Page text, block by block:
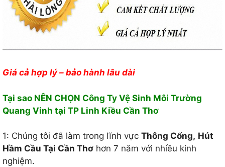
Giá cả hợp lý – bảo hành lâu dài
Tại sao NÊN CHỌN Công Ty Vệ Sinh Môi Trường
Quang Vinh tại TP Linh Kiều Cần Thơ
1: Chúng tôi đã làm trong lĩnh vực Thông Cống, Hút
Hầm Cầu Tại Cần Thơ hơn 7 năm với nhiều kinh
nghiệm.